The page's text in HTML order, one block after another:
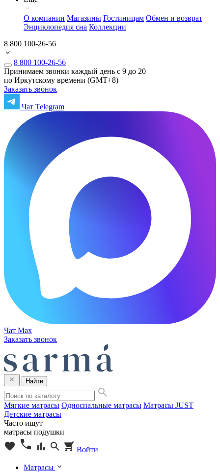
О компании Магазины Гостиницам Обмен и возврат
Энциклопедия сна Коллекции
8 800 100-26-56
8 800 100-26-56
Принимаем звонки каждый день с 9 до 20
по Иркутскому времени (GMT+8)
Заказать звонок
Чат Telegram
Чат Max
Заказать звонок
Найти
Мягкие матрасы Односпальные матрасы Матрасы JUST
Детские матрасы
Часто ищут
матрасы подушки
Войти
Матрасы